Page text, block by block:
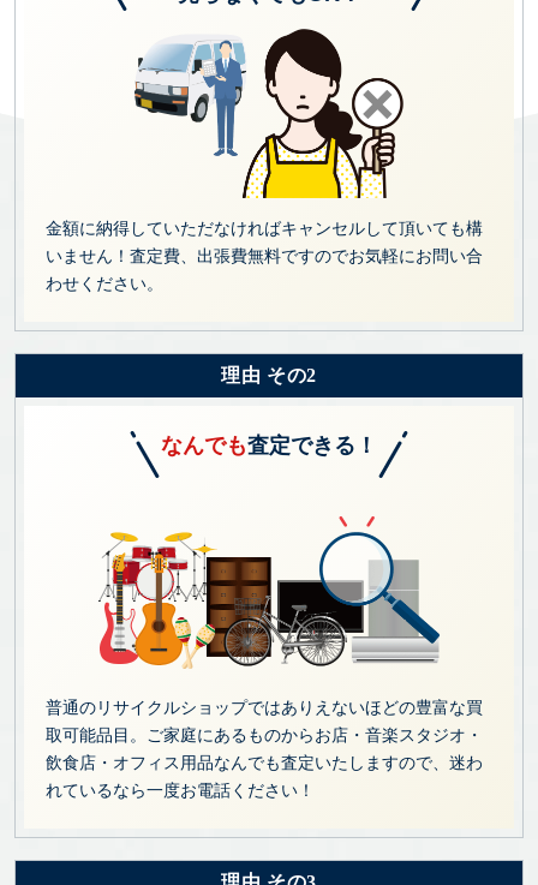
金額に納得していただなければキャンセルして頂いても構
いません！査定費、出張費無料ですのでお気軽にお問い合
わせください。
理由 その2
なんでも査定できる！
普通のリサイクルショップではありえないほどの豊富な買
取可能品目。ご家庭にあるものからお店・音楽スタジオ・
飲食店・オフィス用品なんでも査定いたしますので、迷わ
れているなら一度お電話ください！